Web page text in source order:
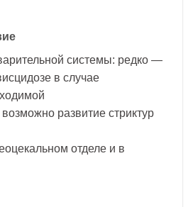
системы: редко —
в случае
развитие стриктур
отделе и в